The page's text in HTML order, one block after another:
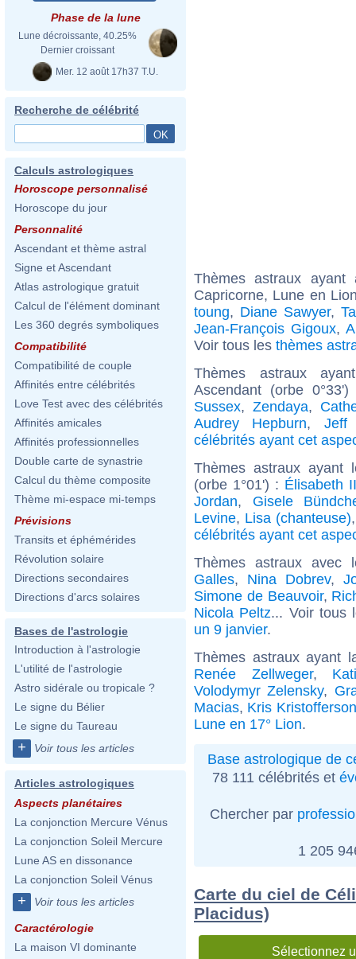
Phase de la lune
Lune décroissante, 40.25%
Dernier croissant
Mer. 12 août 17h37 T.U.
Recherche de célébrité
Calculs astrologiques
Horoscope personnalisé
Horoscope du jour
Personnalité
Ascendant et thème astral
Signe et Ascendant
Atlas astrologique gratuit
Calcul de l'élément dominant
Les 360 degrés symboliques
Compatibilité
Compatibilité de couple
Affinités entre célébrités
Love Test avec des célébrités
Affinités amicales
Affinités professionnelles
Double carte de synastrie
Calcul du thème composite
Thème mi-espace mi-temps
Prévisions
Transits et éphémérides
Révolution solaire
Directions secondaires
Directions d'arcs solaires
Bases de l'astrologie
Introduction à l'astrologie
L'utilité de l'astrologie
Astro sidérale ou tropicale ?
Le signe du Bélier
Le signe du Taureau
+ Voir tous les articles
Articles astrologiques
Aspects planétaires
La conjonction Mercure Vénus
La conjonction Soleil Mercure
Lune AS en dissonance
La conjonction Soleil Vénus
+ Voir tous les articles
Caractérologie
La maison VI dominante
Thèmes astraux
Capricorne, Lune en
toung, Diane Sawyer,
Jean-François Gigoux,
Voir tous les thèmes
Thèmes astraux
Ascendant (orbe
Sussex, Zendaya,
Audrey Hepburn, Jeff
célébrités ayant cet
Thèmes astraux ayant
(orbe 1°01') : Élisabeth
Jordan, Gisele
Levine, Lisa (chanteuse)
célébrités ayant cet
Thèmes astraux
Galles, Nina Dobrev,
Simone de Beauvoir,
Nicola Peltz... Voir tous
un 9 janvier.
Thèmes astraux ayant
Renée Zellweger,
Volodymyr Zelensky,
Macias, Kris Kristofferson
Lune en 17° Lion.
Base astrologique de
78 111 célébrités et
Chercher par
1 205
Carte du ciel de
Placidus)
Sélectionnez